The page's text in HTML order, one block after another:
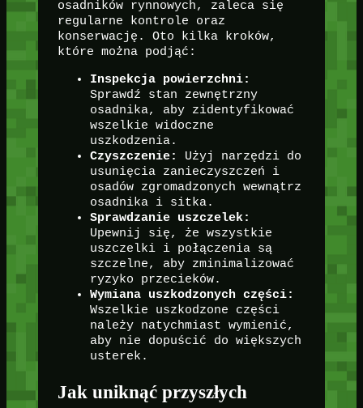
osadników rynnowych, zaleca się
regularne kontrole oraz
konserwację. Oto kilka kroków,
które można podjąć:
Inspekcja powierzchni:
Sprawdź stan zewnętrzny
osadnika, aby zidentyfikować
wszelkie widoczne
uszkodzenia.
Czyszczenie:
Użyj narzędzi do
usunięcia zanieczyszczeń i
osadów zgromadzonych wewnątrz
osadnika i sitka.
Sprawdzanie uszczelek:
Upewnij się, że wszystkie
uszczelki i połączenia są
szczelne, aby zminimalizować
ryzyko przecieków.
Wymiana uszkodzonych części:
Wszelkie uszkodzone części
należy natychmiast wymienić,
aby nie dopuścić do większych
usterek.
Jak uniknąć przyszłych